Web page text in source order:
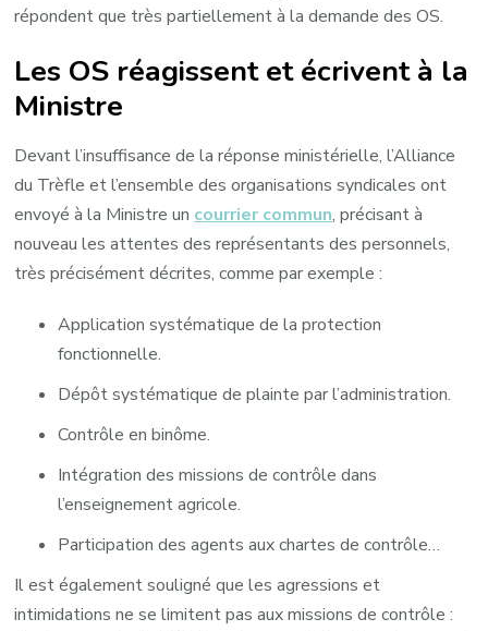
répondent que très partiellement à la demande des OS.
Les OS réagissent et écrivent à la
Ministre
Devant l’insuffisance de la réponse ministérielle, l’Alliance
du Trèfle et l’ensemble des organisations syndicales ont
envoyé à la Ministre un courrier commun, précisant à
nouveau les attentes des représentants des personnels,
très précisément décrites, comme par exemple :
Application systématique de la protection
fonctionnelle.
Dépôt systématique de plainte par l’administration.
Contrôle en binôme.
Intégration des missions de contrôle dans
l’enseignement agricole.
Participation des agents aux chartes de contrôle…
Il est également souligné que les agressions et
intimidations ne se limitent pas aux missions de contrôle :